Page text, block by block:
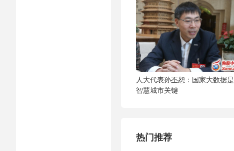
人大代表孙丕恕：国家大数据是
智慧城市关键
热门推荐